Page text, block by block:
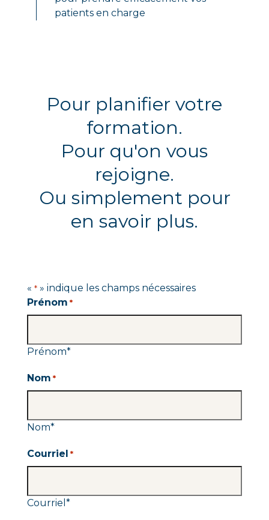
patients en charge
Pour planifier votre
formation.
Pour qu'on vous
rejoigne.
Ou simplement pour
en savoir plus.
« *» indique les champs nécessaires
Prénom *
Prénom*
Nom *
Nom*
Courriel *
Courriel *